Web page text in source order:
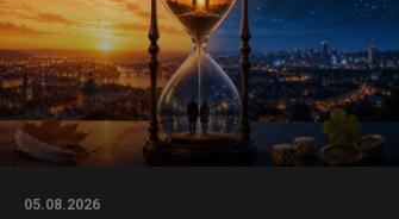
05.08.2026